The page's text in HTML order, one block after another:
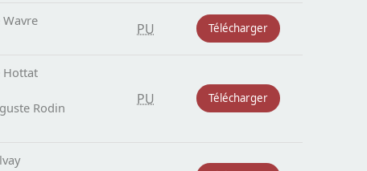
Wavre
PU Télécharger
Hottat
Rodin
PU Télécharger